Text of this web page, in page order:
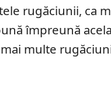
rugăciunii, ca
împreună
multe